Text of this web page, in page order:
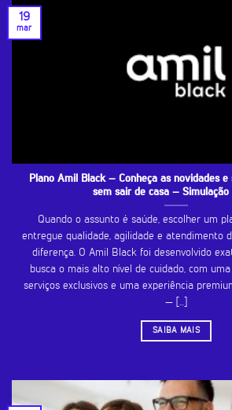
Plano Amil Black – Conheça as novidades
sem sair de casa – Simulação
Quando o assunto é saúde, escolher um
entregue qualidade, agilidade e atendimento
diferença. O Amil Black foi desenvolvido
busca o mais alto nível de cuidado, com
serviços exclusivos e uma experiência
— [...]
SAIBA MAIS
19
mar